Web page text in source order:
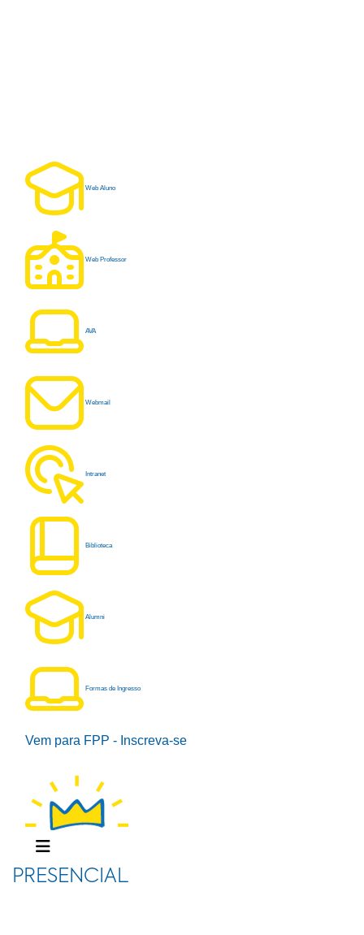
Web Aluno
Web Professor
AVA
Webmail
Intranet
Biblioteca
Alumni
Formas de Ingresso
Vem para FPP - Inscreva-se
PRESENCIAL